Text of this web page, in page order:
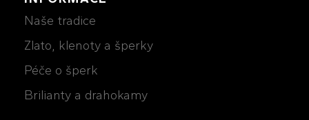
Naše tradice
Zlato, klenoty a šperky
Péče o šperk
Brilianty a drahokamy